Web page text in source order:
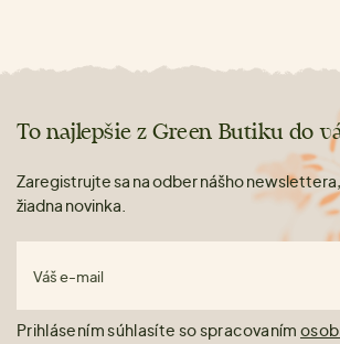
To najlepšie z Green Butiku do
Zaregistrujte sa na odber nášho
žiadna novinka.
Váš e-mail
Prihlásením súhlasíte so spracovaním